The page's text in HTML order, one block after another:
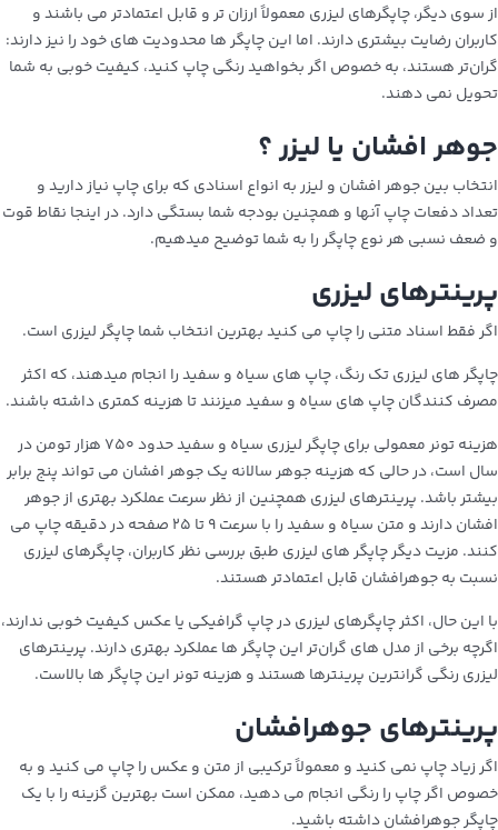
از سوی دیگر، چاپگرهای لیزری معمولاً ارزان‌ تر و قابل اعتمادتر می باشند و
کاربران رضایت بیشتری دارند. اما این چاپگر ها محدودیت‌ های خود را نیز دارند:
گران‌تر هستند، به خصوص اگر بخواهید رنگی چاپ کنید، کیفیت خوبی به شما
تحویل نمی دهند.
جوهر افشان یا لیزر ؟
انتخاب بین جوهر افشان و لیزر به انواع اسنادی که برای چاپ نیاز دارید و
تعداد دفعات چاپ آنها و همچنین بودجه شما بستگی دارد. در اینجا نقاط قوت
و ضعف نسبی هر نوع چاپگر را به شما توضیح میدهیم.
پرینترهای لیزری
اگر فقط اسناد متنی را چاپ می کنید بهترین انتخاب شما چاپگر لیزری است.
چاپگر های لیزری تک رنگ، چاپ های سیاه و سفید را انجام میدهند، که اکثر
مصرف کنندگان چاپ های سیاه و سفید میزنند تا هزینه کمتری داشته باشند.
هزینه تونر معمولی برای چاپگر لیزری سیاه و سفید حدود ۷۵۰ هزار تومن در
سال است، در حالی که هزینه جوهر سالانه یک جوهر افشان می تواند پنج برابر
بیشتر باشد. پرینترهای لیزری همچنین از نظر سرعت عملکرد بهتری از جوهر
افشان دارند و متن سیاه و سفید را با سرعت ۹ تا ۲۵ صفحه در دقیقه چاپ می
کنند. مزیت دیگر چاپگر های لیزری طبق بررسی نظر کاربران، چاپگرهای لیزری
نسبت به جوهرافشان قابل اعتمادتر هستند.
با این حال، اکثر چاپگرهای لیزری در چاپ گرافیکی یا عکس کیفیت خوبی ندارند،
اگرچه برخی از مدل‌ های گران‌تر این چاپگر ها عملکرد بهتری دارند. پرینترهای
لیزری رنگی گرانترین پرینترها هستند و هزینه تونر این چاپگر ها بالاست.
پرینترهای جوهرافشان
اگر زیاد چاپ نمی کنید و معمولاً ترکیبی از متن و عکس را چاپ می کنید و به
خصوص اگر چاپ را رنگی انجام می دهید، ممکن است بهترین گزینه را با یک
چاپگر جوهرافشان داشته باشید.